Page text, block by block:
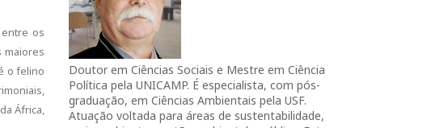
os
o felino
África,
Doutor em Ciências Sociais e Mestre em Ciência
Política pela UNICAMP. É especialista, com pós-
graduação, em Ciências Ambientais pela USF.
Atuação voltada para áreas de sustentabilidade,